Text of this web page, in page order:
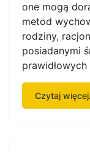
one mogą
metod
rodziny,
posiadanymi
Czytaj